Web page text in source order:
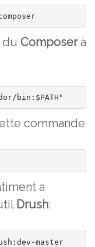
du Composerà
bin:$PATH"
commande
a
Drush:
master